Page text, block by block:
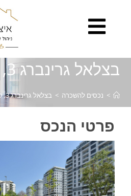
בצלאל גרינברג 3, קרית אונו
> נכסים להשכרה > בצלאל גרינברג 3, קרית אונו
פרטי הנכס